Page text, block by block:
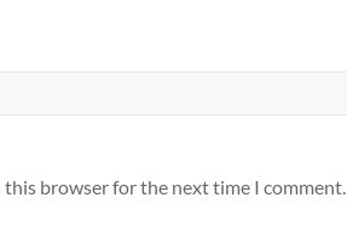
this browser for the next time I comment.